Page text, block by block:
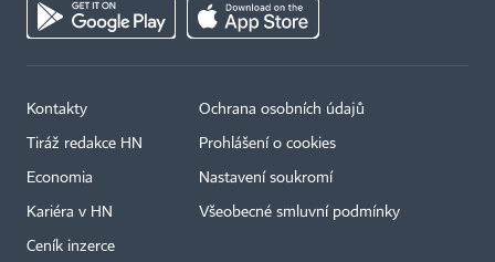
Kontakty
Tiráž redakce HN
Economia
Kariéra v HN
Ceník inzerce
Ochrana osobních údajů
Prohlášení o cookies
Nastavení soukromí
Všeobecné smluvní podmínky